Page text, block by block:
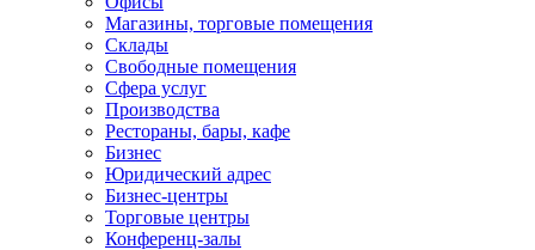
Магазины, торговые помещения
Склады
Свободные помещения
Сфера услуг
Производства
Рестораны, бары, кафе
Бизнес
Юридический адрес
Бизнес-центры
Торговые центры
Конференц-залы